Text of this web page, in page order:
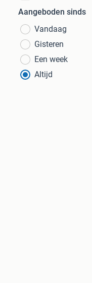
Aangeboden sinds
Vandaag
Gisteren
Een week
Altijd